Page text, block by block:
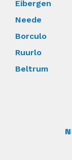
Eibergen
Neede
Borculo
Ruurlo
Beltrum